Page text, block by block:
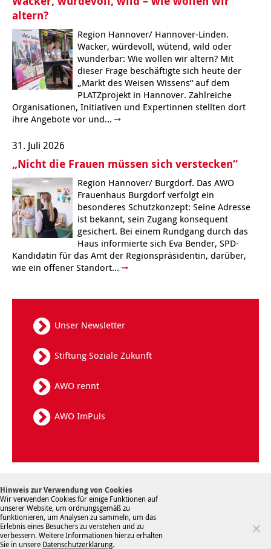
altern?
Region Hannover/ Hannover-Linden.
Wacker, würdevoll, wütend, wild oder
wunderbar: Wie wollen wir altern? Mit
dieser Frage beschäftigte sich heute der
„Markt des Weisen Wissens“ auf dem
PLATZprojekt in Hannover. Zahlreiche
Organisationen, Initiativen und Expertinnen stellten dort
ihre Angebote vor und...
31. Juli 2026
„Nicht die Frauen müssen sich verstecken“
Region Hannover/ Burgdorf. Das AWO
Frauenhaus Burgdorf verfolgt ein
besonderes Schutzkonzept: Seine Adresse
ist bekannt, sein Zugang konsequent
gesichert. Bei einem Rundgang durch das
Haus informierte sich Eva Bender, SPD-
Kandidatin für das Amt der Regionspräsidentin, darüber,
wie ein offener Standort...
Unser Newsletter
Stiftung Soziale Zukunft
AWO rennt
AWO ImPuls
Hinweisgebersystem
Hinweis zur Verwendung von Cookies
Wir verwenden Cookies für einige Funktionen auf
unserer Website, um ordnungsgemäß zu
funktionieren, um Analysen zu sammeln, um das
Erlebnis eines Besuchers zu verstehen und zu
verbessern. Weitere Informationen hierzu erhalten
Sie in unsere Datenschutzerklärung.